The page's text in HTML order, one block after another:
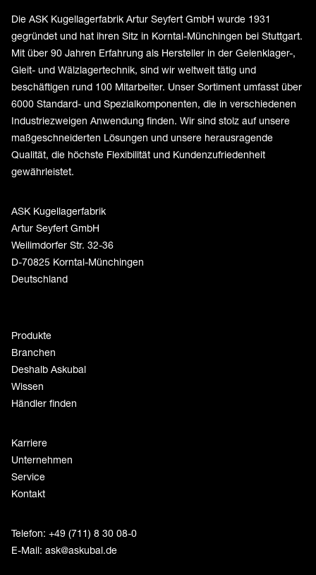
Die ASK Kugellagerfabrik Artur Seyfert GmbH wurde 1931
gegründet und hat ihren Sitz in Korntal-Münchingen bei Stuttgart.
Mit über 90 Jahren Erfahrung als Hersteller in der Gelenklager-,
Gleit- und Wälzlagertechnik, sind wir weltweit tätig und
beschäftigen rund 100 Mitarbeiter. Unser Sortiment umfasst über
6000 Standard- und Spezialkomponenten, die in verschiedenen
Industriezweigen Anwendung finden. Wir sind stolz auf unsere
maßgeschneiderten Lösungen und unsere herausragende
Qualität, die höchste Flexibilität und Kundenzufriedenheit
gewährleistet.
ASK Kugellagerfabrik
Artur Seyfert GmbH
Weilimdorfer Str. 32-36
D-70825 Korntal-Münchingen
Deutschland
Produkte
Branchen
Deshalb Askubal
Wissen
Händler finden
Karriere
Unternehmen
Service
Kontakt
Telefon: +49 (711) 8 30 08-0
E-Mail: ask@askubal.de